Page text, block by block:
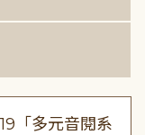
「多元音閱系